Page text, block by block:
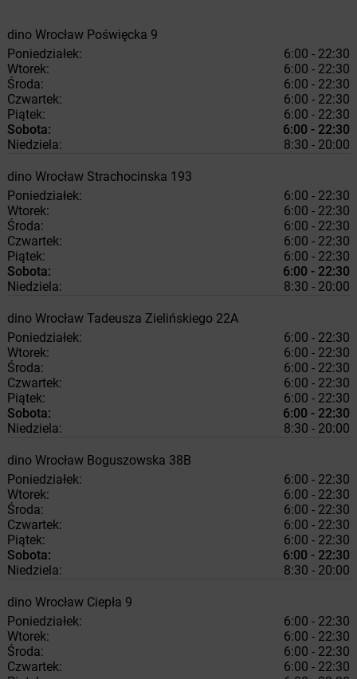
dino Wrocław Poświęcka 9
Poniedziałek:
6:00 - 22:30
Wtorek:
6:00 - 22:30
Środa:
6:00 - 22:30
Czwartek:
6:00 - 22:30
Piątek:
6:00 - 22:30
Sobota:
6:00 - 22:30
Niedziela:
8:30 - 20:00
dino Wrocław Strachocinska 193
Poniedziałek:
6:00 - 22:30
Wtorek:
6:00 - 22:30
Środa:
6:00 - 22:30
Czwartek:
6:00 - 22:30
Piątek:
6:00 - 22:30
Sobota:
6:00 - 22:30
Niedziela:
8:30 - 20:00
dino Wrocław Tadeusza Zielińskiego 22A
Poniedziałek:
6:00 - 22:30
Wtorek:
6:00 - 22:30
Środa:
6:00 - 22:30
Czwartek:
6:00 - 22:30
Piątek:
6:00 - 22:30
Sobota:
6:00 - 22:30
Niedziela:
8:30 - 20:00
dino Wrocław Boguszowska 38B
Poniedziałek:
6:00 - 22:30
Wtorek:
6:00 - 22:30
Środa:
6:00 - 22:30
Czwartek:
6:00 - 22:30
Piątek:
6:00 - 22:30
Sobota:
6:00 - 22:30
Niedziela:
8:30 - 20:00
dino Wrocław Ciepła 9
Poniedziałek:
6:00 - 22:30
Wtorek:
6:00 - 22:30
Środa:
6:00 - 22:30
Czwartek:
6:00 - 22:30